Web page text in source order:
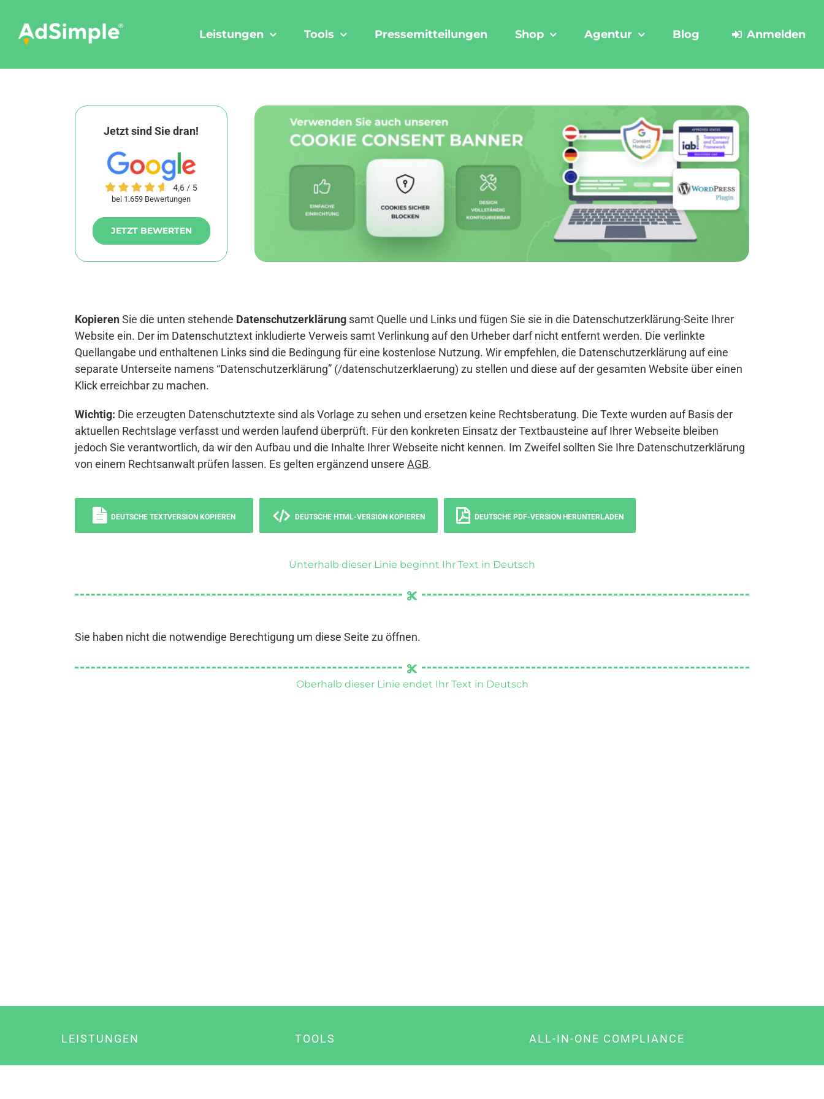
content
Leistungen Tools Pressemitteilungen Shop Agentur Blog Anmelden
Jetzt sind Sie dran!
bei 1.659 Bewertungen
JETZT BEWERTEN
KopierenSie die unten stehende Datenschutzerklärung samt Quelle und Links und fügen Sie sie in die Datenschutzerklärung-Seite Ihrer
Website ein. Der im Datenschutztext inkludierte Verweis samt Verlinkung auf den Urheber darf nicht entfernt werden. Die verlinkte
Quellangabe und enthaltenen Links sind die Bedingung für eine kostenlose Nutzung. Wir empfehlen, die Datenschutzerklärung auf eine
separate Unterseite namens “Datenschutzerklärung” (/datenschutzerklaerung) zu stellen und diese auf der gesamten Website über einen
Klick erreichbar zu machen.
Wichtig: Die erzeugten Datenschutztexte sind als Vorlage zu sehen und ersetzen keine Rechtsberatung. Die Texte wurden auf Basis der
aktuellen Rechtslage verfasst und werden laufend überprüft. Für den konkreten Einsatz der Textbausteine auf Ihrer Webseite bleiben
jedoch Sie verantwortlich, da wir den Aufbau und die Inhalte Ihrer Webseite nicht kennen. Im Zweifel sollten Sie Ihre Datenschutzerklärung
von einem Rechtsanwalt prüfen lassen. Es gelten ergänzend unsere AGB.
DEUTSCHE TEXTVERSION KOPIEREN DEUTSCHE HTML-VERSION KOPIEREN DEUTSCHE PDF-VERSION HERUNTERLADEN
Unterhalb dieser Linie beginnt Ihr Text in Deutsch
Sie haben nicht die notwendige Berechtigung um diese Seite zu öffnen.
Oberhalb dieser Linie endet Ihr Text in Deutsch
LEISTUNGEN TOOLS ALL-IN-ONE COMPLIANCE